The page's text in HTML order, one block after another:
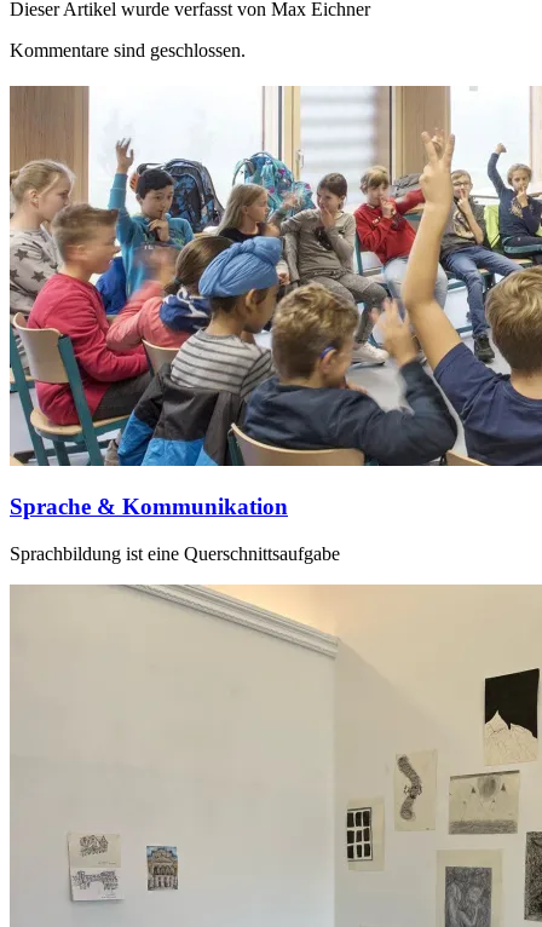
Dieser Artikel wurde verfasst von Max Eichner
Kommentare sind geschlossen.
Sprache & Kommunikation
Sprachbildung ist eine Quer­schnitts­aufgabe